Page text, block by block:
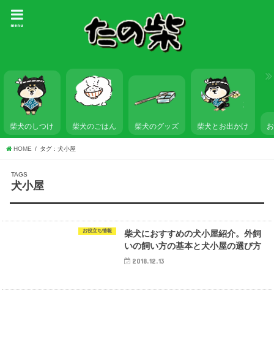
menu
柴犬のしつけ 柴犬のごはん 柴犬のグッズ 柴犬とお出かけ
HOME タグ : 犬小屋
犬小屋
お役立ち情報
柴犬におすすめの犬小屋紹介。外飼
いの飼い方の基本と犬小屋の選び方
2018.12.13